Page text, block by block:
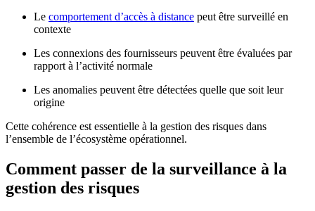
Le comportement d’accès à distance peut être surveillé en
contexte
Les connexions des fournisseurs peuvent être évaluées par
rapport à l’activité normale
Les anomalies peuvent être détectées quelle que soit leur
origine
Cette cohérence est essentielle à la gestion des risques dans
l’ensemble de l’écosystème opérationnel.
Comment passer de la surveillance à la
gestion des risques